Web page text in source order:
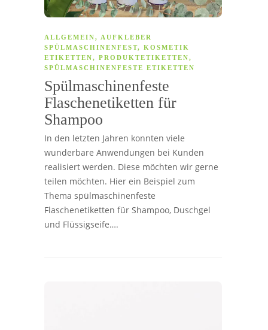
ALLGEMEIN, AUFKLEBER
SPÜLMASCHINENFEST, KOSMETIK
ETIKETTEN, PRODUKTETIKETTEN,
SPÜLMASCHINENFESTE ETIKETTEN
Spülmaschinenfeste
Flaschenetiketten für
Shampoo
In den letzten Jahren konnten viele
wunderbare Anwendungen bei Kunden
realisiert werden. Diese möchten wir gerne
teilen möchten. Hier ein Beispiel zum
Thema spülmaschinenfeste
Flaschenetiketten für Shampoo, Duschgel
und Flüssigseife….